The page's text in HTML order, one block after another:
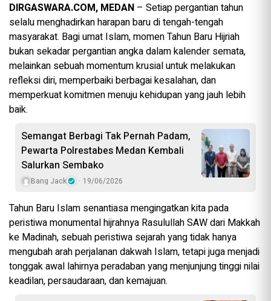
DIRGASWARA.COM, MEDAN – Setiap pergantian tahun
selalu menghadirkan harapan baru di tengah-tengah
masyarakat. Bagi umat Islam, momen Tahun Baru Hijriah
bukan sekadar pergantian angka dalam kalender semata,
melainkan sebuah momentum krusial untuk melakukan
refleksi diri, memperbaiki berbagai kesalahan, dan
memperkuat komitmen menuju kehidupan yang jauh lebih
baik.
Semangat Berbagi Tak Pernah Padam,
Pewarta Polrestabes Medan Kembali
Salurkan Sembako
Bang Jack 19/06/2026
Tahun Baru Islam senantiasa mengingatkan kita pada
peristiwa monumental hijrahnya Rasulullah SAW dari Makkah
ke Madinah, sebuah peristiwa sejarah yang tidak hanya
mengubah arah perjalanan dakwah Islam, tetapi juga menjadi
tonggak awal lahirnya peradaban yang menjunjung tinggi nilai
keadilan, persaudaraan, dan kemajuan.